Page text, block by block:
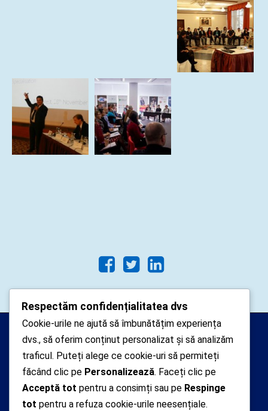
Arhipelago Interactive © 2010-
2024. Toate drepturile rezervate.
Datele cu caracter personal
colectate pe acest site sunt administrate de un
operator
Respectăm confidențialitatea dvs
Cookie-urile ne ajută să îmbunătățim experiența
dvs., să oferim conținut personalizat și să analizăm
traficul. Puteți alege ce cookie-uri să permiteți
făcând clic pe Personalizează. Faceți clic pe
Acceptă tot pentru a consimți sau pe Respinge
tot pentru a refuza cookie-urile neesențiale.